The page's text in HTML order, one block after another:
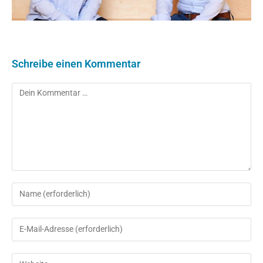
Schreibe einen Kommentar
Kommentar
Gib
deinen
Namen
oder
Gib
deine
E-
Gib